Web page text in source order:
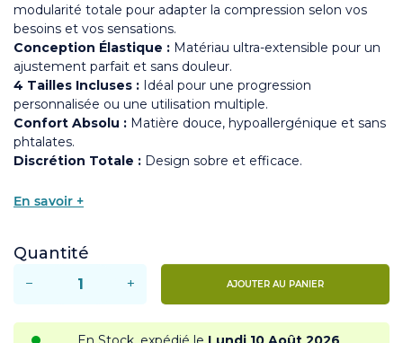
modularité totale pour adapter la compression selon vos
besoins et vos sensations.
Conception Élastique : Matériau ultra-extensible pour un
ajustement parfait et sans douleur.
4 Tailles Incluses : Idéal pour une progression
personnalisée ou une utilisation multiple.
Confort Absolu : Matière douce, hypoallergénique et sans
phtalates.
Discrétion Totale : Design sobre et efficace.
En savoir +
Quantité
− + AJOUTER AU PANIER